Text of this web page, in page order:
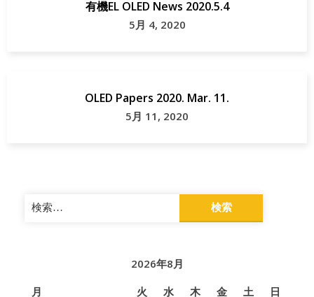
有機EL OLED News 2020.5.4
5月 4, 2020
OLED Papers 2020. Mar. 11.
5月 11, 2020
検
索:
2026年8月
月
火 水 木 金 土
日